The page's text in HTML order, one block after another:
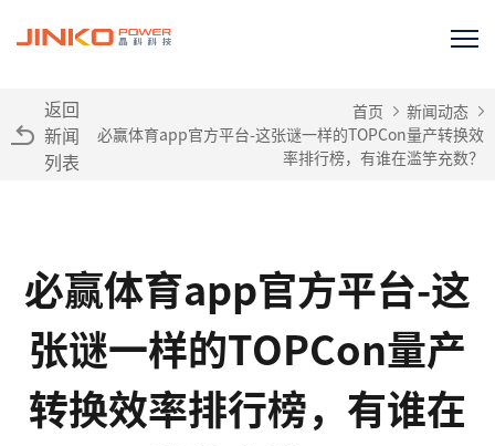
返回
新闻
列表
首页
新闻动态
必赢体育app官方平台-这张谜一样的TOPCon量产转换效
率排行榜，有谁在滥竽充数？
必赢体育app官方平台-这
张谜一样的TOPCon量产
转换效率排行榜，有谁在